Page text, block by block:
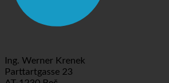
Ing. Werner Krenek